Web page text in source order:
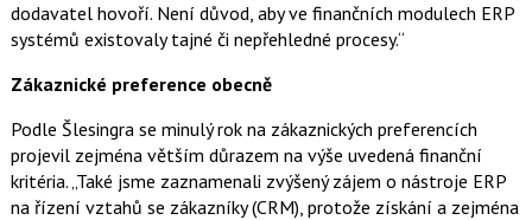
dodavatel hovoří. Není důvod, aby ve finančních modulech ERP
systémů existovaly tajné či nepřehledné procesy.“
Zákaznické preference obecně
Podle Šlesingra se minulý rok na zákaznických preferencích
projevil zejména větším důrazem na výše uvedená finanční
kritéria. „Také jsme zaznamenali zvýšený zájem o nástroje ERP
na řízení vztahů se zákazníky (CRM), protože získání a zejména